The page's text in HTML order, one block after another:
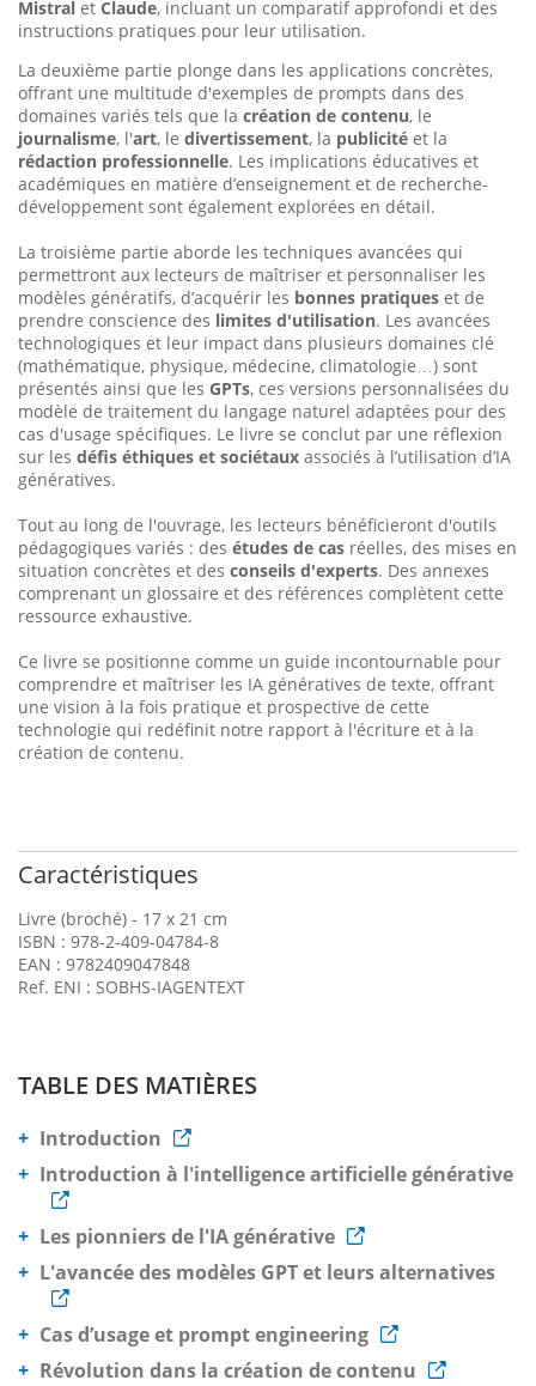
Mistral et Claude, incluant un comparatif approfondi et des
instructions pratiques pour leur utilisation.
La deuxième partie plonge dans les applications concrètes,
offrant une multitude d'exemples de prompts dans des
domaines variés tels que la création de contenu, le
journalisme, l'art, le divertissement, la publicité et la
rédaction professionnelle. Les implications éducatives et
académiques en matière d’enseignement et de recherche-
développement sont également explorées en détail.
La troisième partie aborde les techniques avancées qui
permettront aux lecteurs de maîtriser et personnaliser les
modèles génératifs, d’acquérir les bonnes pratiques et de
prendre conscience des limites d'utilisation. Les avancées
technologiques et leur impact dans plusieurs domaines clé
(mathématique, physique, médecine, climatologie…) sont
présentés ainsi que les GPTs, ces versions personnalisées du
modèle de traitement du langage naturel adaptées pour des
cas d'usage spécifiques. Le livre se conclut par une réflexion
sur les défis éthiques et sociétaux associés à l’utilisation d’IA
génératives.
Tout au long de l'ouvrage, les lecteurs bénéficieront d'outils
pédagogiques variés : des études de cas réelles, des mises en
situation concrètes et des conseils d'experts. Des annexes
comprenant un glossaire et des références complètent cette
ressource exhaustive.
Ce livre se positionne comme un guide incontournable pour
comprendre et maîtriser les IA génératives de texte, offrant
une vision à la fois pratique et prospective de cette
technologie qui redéfinit notre rapport à l'écriture et à la
création de contenu.
Caractéristiques
Livre (broché) - 17 x 21 cm
ISBN : 978-2-409-04784-8
EAN : 9782409047848
Ref. ENI : SOBHS-IAGENTEXT
TABLE DES MATIÈRES
Introduction
Introduction à l'intelligence artificielle générative
Les pionniers de l'IA générative
L'avancée des modèles GPT et leurs alternatives
Cas d’usage et prompt engineering
Révolution dans la création de contenu